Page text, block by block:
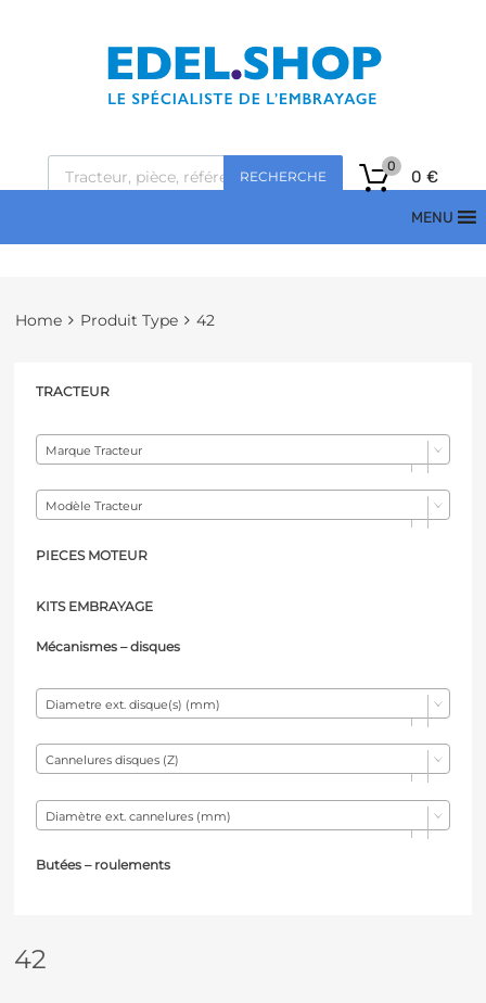
RECHERCHE 0 €
0
MENU
Home Produit Type 42
42
TRACTEUR
Marque Tracteur
Modèle Tracteur
PIECES MOTEUR
KITS EMBRAYAGE
Mécanismes – disques
Diametre ext. disque(s) (mm)
Cannelures disques (Z)
Diamètre ext. cannelures (mm)
Butées – roulements